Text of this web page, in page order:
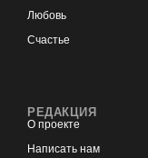
Любовь
Счастье
РЕДАКЦИЯ
О проекте
Написать нам